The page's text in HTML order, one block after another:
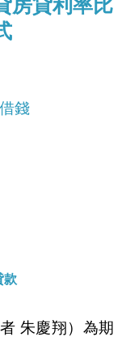
房貸利率比
錢
款
朱慶翔）為期